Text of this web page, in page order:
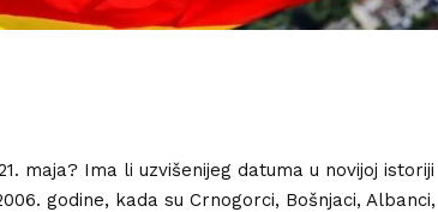
maja? Ima li uzvišenijeg datuma u novijoj istoriji
godine, kada su Crnogorci, Bošnjaci, Albanci,